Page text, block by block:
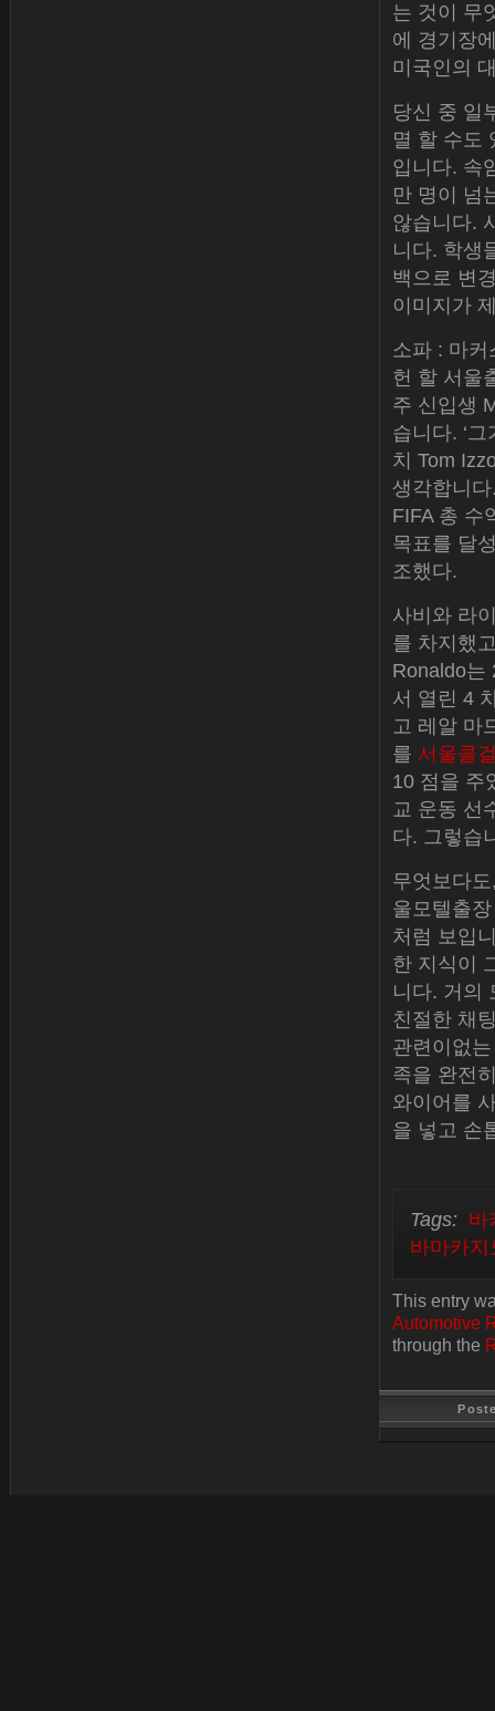
는 것이 무
에 경기장
미국인의
당신 중 일
멸 할 수도
입니다. 속
만 명이 넘
않습니다.
니다. 학생
백으로 변
이미지가
소파 : 마커
헌 할 서울
주 신입생
습니다. ‘
치 Tom
생각합니
FIFA 총 수
목표를 달
조했다.
사비와 라
를 차지했
Ronaldo는
서 열린 4
고 레알 마
를 서울콜
10 점을 주
교 운동 선
다. 그렇습
무엇보다
울모텔출
처럼 보입
한 지식이
니다. 거의
친절한 채
관련이없
족을 완전
와이어를
을 넣고 손
Tags: 바
바마카지
This entry
Automotive
through the